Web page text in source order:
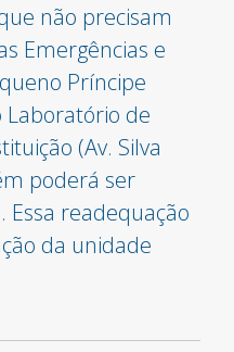
não precisam
Emergências e
Príncipe
de
(Av. Silva
poderá ser
readequação
da unidade